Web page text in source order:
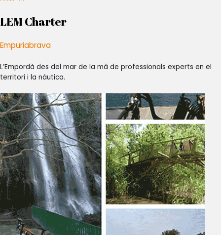
LEM Charter
Empuriabrava
L’Empordà des del mar de la mà de professionals experts en el
territori i la nàutica.